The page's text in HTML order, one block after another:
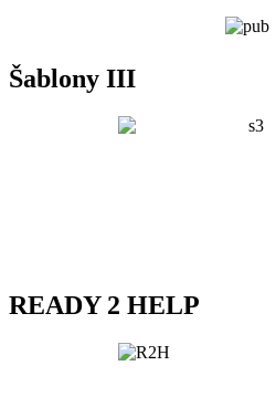
Šablony III
READY 2 HELP